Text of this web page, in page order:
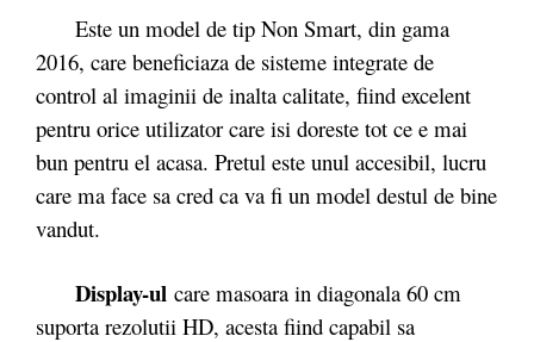
Este un model de tip Non Smart, din gama
2016, care beneficiaza de sisteme integrate de
control al imaginii de inalta calitate, fiind excelent
pentru orice utilizator care isi doreste tot ce e mai
bun pentru el acasa. Pretul este unul accesibil, lucru
care ma face sa cred ca va fi un model destul de bine
vandut.
Display-ul care masoara in diagonala 60 cm
suporta rezolutii HD, acesta fiind capabil sa